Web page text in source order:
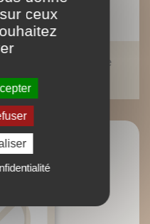
de terre et de la frite
Lebrun
ceux